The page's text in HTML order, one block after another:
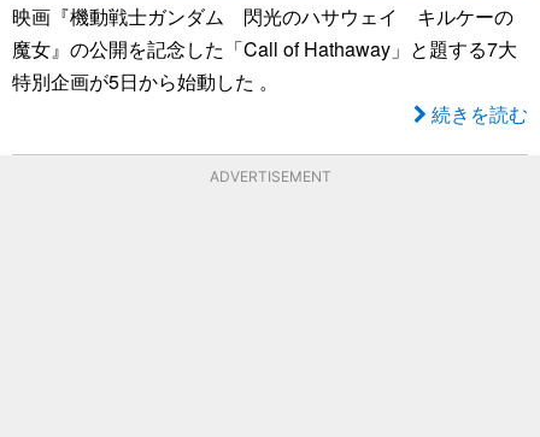
映画『機動戦士ガンダム 閃光のハサウェイ キルケーの
魔女』の公開を記念した「Call of Hathaway」と題する7大
特別企画が5日から始動した 。
続きを読む
ADVERTISEMENT